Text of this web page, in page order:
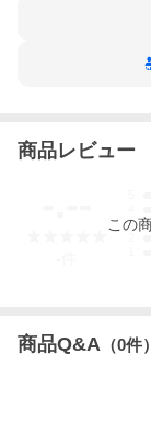
【素材】コットン
*モデル身長：
商品レビュー
3
この
商品Q&A （0件）